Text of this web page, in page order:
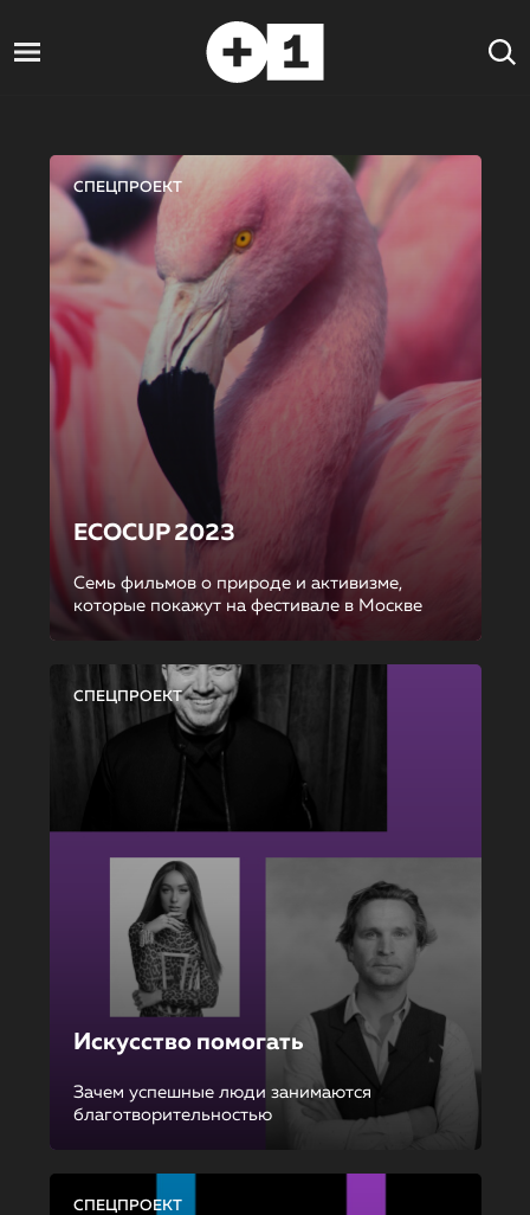
СПЕЦПРОЕКТ
ECOCUP 2023
Семь фильмов о природе и активизме,
которые покажут на фестивале в Москве
СПЕЦПРОЕКТ
Искусство помогать
Зачем успешные люди занимаются
благотворительностью
СПЕЦПРОЕКТ